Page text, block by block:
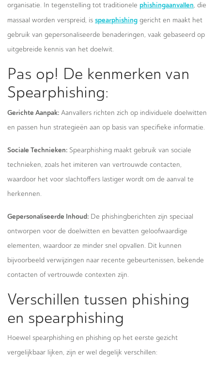
organisatie. In tegenstelling tot traditionele phishingaanvallen, die
massaal worden verspreid, is spearphishing gericht en maakt het
gebruik van gepersonaliseerde benaderingen, vaak gebaseerd op
uitgebreide kennis van het doelwit.
Pas op! De kenmerken van
Spearphishing:
Gerichte Aanpak: Aanvallers richten zich op individuele doelwitten
en passen hun strategieën aan op basis van specifieke informatie.
Sociale Technieken: Spearphishing maakt gebruik van sociale
technieken, zoals het imiteren van vertrouwde contacten,
waardoor het voor slachtoffers lastiger wordt om de aanval te
herkennen.
Gepersonaliseerde Inhoud: De phishingberichten zijn speciaal
ontworpen voor de doelwitten en bevatten geloofwaardige
elementen, waardoor ze minder snel opvallen. Dit kunnen
bijvoorbeeld verwijzingen naar recente gebeurtenissen, bekende
contacten of vertrouwde contexten zijn.
Verschillen tussen phishing
en spearphishing
Hoewel spearphishing en phishing op het eerste gezicht
vergelijkbaar lijken, zijn er wel degelijk verschillen: